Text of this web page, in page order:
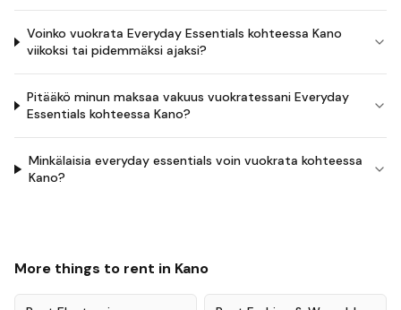
Voinko vuokrata Everyday Essentials kohteessa Kano
viikoksi tai pidemmäksi ajaksi?
Pitääkö minun maksaa vakuus vuokratessani Everyday
Essentials kohteessa Kano?
Minkälaisia everyday essentials voin vuokrata kohteessa
Kano?
More things to rent in Kano